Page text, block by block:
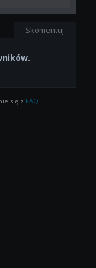
Skomentuj
się z FAQ